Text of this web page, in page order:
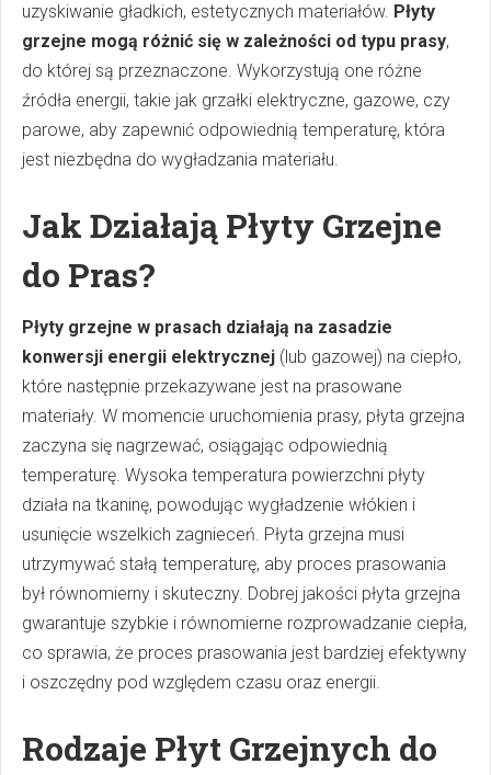
uzyskiwanie gładkich, estetycznych materiałów. Płyty
grzejne mogą różnić się w zależności od typu prasy,
do której są przeznaczone. Wykorzystują one różne
źródła energii, takie jak grzałki elektryczne, gazowe, czy
parowe, aby zapewnić odpowiednią temperaturę, która
jest niezbędna do wygładzania materiału.
Jak Działają Płyty Grzejne
do Pras?
Płyty grzejne w prasach działają na zasadzie
konwersji energii elektrycznej (lub gazowej) na ciepło,
które następnie przekazywane jest na prasowane
materiały. W momencie uruchomienia prasy, płyta grzejna
zaczyna się nagrzewać, osiągając odpowiednią
temperaturę. Wysoka temperatura powierzchni płyty
działa na tkaninę, powodując wygładzenie włókien i
usunięcie wszelkich zagnieceń. Płyta grzejna musi
utrzymywać stałą temperaturę, aby proces prasowania
był równomierny i skuteczny. Dobrej jakości płyta grzejna
gwarantuje szybkie i równomierne rozprowadzanie ciepła,
co sprawia, że proces prasowania jest bardziej efektywny
i oszczędny pod względem czasu oraz energii.
Rodzaje Płyt Grzejnych do